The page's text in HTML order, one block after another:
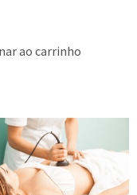
ao carrinho